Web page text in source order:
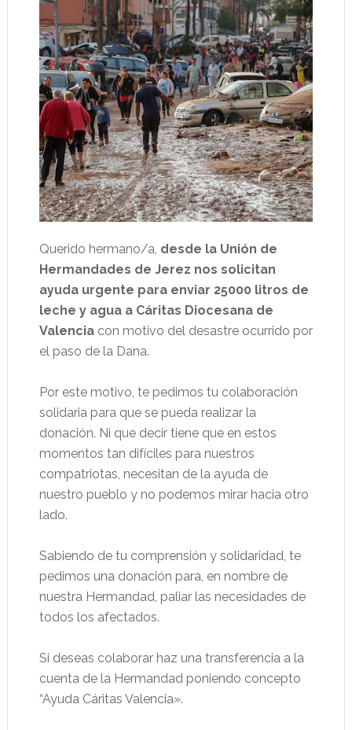
Querido hermano/a, desde la Unión de
Hermandades de Jerez nos solicitan
ayuda urgente para enviar 25000 litros de
leche y agua a Cáritas Diocesana de
Valenciacon motivo del desastre ocurrido por
el paso de la Dana.
Por este motivo, te pedimos tu colaboración
solidaria para que se pueda realizar la
donación. Ni que decir tiene que en estos
momentos tan difíciles para nuestros
compatriotas, necesitan de la ayuda de
nuestro pueblo y no podemos mirar hacia otro
lado.
Sabiendo de tu comprensión y solidaridad, te
pedimos una donación para, en nombre de
nuestra Hermandad, paliar las necesidades de
todos los afectados.
Si deseas colaborar haz una transferencia a la
cuenta de la Hermandad poniendo concepto
“Ayuda Cáritas Valencia».